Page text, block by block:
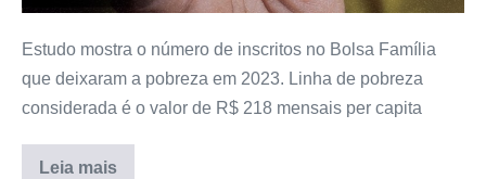
Estudo mostra o número de inscritos no Bolsa Família
que deixaram a pobreza em 2023. Linha de pobreza
considerada é o valor de R$ 218 mensais per capita
Leia mais